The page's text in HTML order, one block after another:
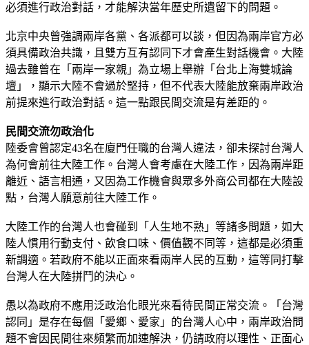
必須進行政治對話，才能解決當年歷史所遺留下的問題。
北京中央曾強調兩岸各黨、各派都可以談，但因為兩岸官方必
須具備政治共識，且雙方互有認同下才會產生對話機會。大陸
過去雖曾在「兩岸一家親」為立場上舉辦「台北上海雙城論
壇」，顯示大陸不會過於堅持，但不代表大陸能放棄兩岸政治
前提來進行政治對話。這一點跟民間交流是有差距的。
民間交流勿政治化
陸委會曾認定43名在廈門任職的台灣人違法，卻未探討台灣人
為何會前往大陸工作。台灣人會考慮在大陸工作，因為兩岸距
離近、語言相通，又因為工作機會與眾多外商公司都在大陸設
點，台灣人願意前往大陸工作。
大陸工作的台灣人也會碰到「人生地不熟」等諸多問題，如大
陸人慣用行動支付、飲食口味、價值觀不同等，這都是必須重
新調適。若政府不能以正面來看兩岸人民的互動，這等同打擊
台灣人在大陸拼鬥的決心。
愚以為政府不應用泛政治化眼光來看待民間正常交流。「台灣
認同」是存在每個「愛鄉、愛家」的台灣人心中，兩岸政治問
題不會因民間往來頻繁而加速解決，仍請政府以理性、正面心